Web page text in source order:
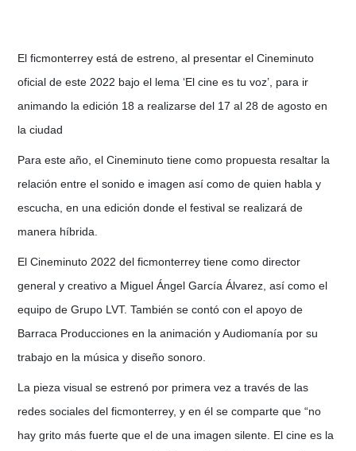
El ficmonterrey está de estreno, al presentar el Cineminuto
oficial de este 2022 bajo el lema ‘El cine es tu voz’, para ir
animando la edición 18 a realizarse del 17 al 28 de agosto en
la ciudad
Para este año, el Cineminuto tiene como propuesta resaltar la
relación entre el sonido e imagen así como de quien habla y
escucha, en una edición donde el festival se realizará de
manera híbrida.
El Cineminuto 2022 del ficmonterrey tiene como director
general y creativo a Miguel Ángel García Álvarez, así como el
equipo de Grupo LVT. También se contó con el apoyo de
Barraca Producciones en la animación y Audiomanía por su
trabajo en la música y diseño sonoro.
La pieza visual se estrenó por primera vez a través de las
redes sociales del ficmonterrey, y en él se comparte que “no
hay grito más fuerte que el de una imagen silente. El cine es la